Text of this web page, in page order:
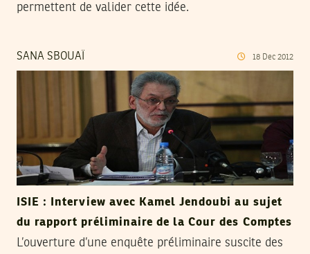
permettent de valider cette idée.
SANA SBOUAÏ 18 Dec 2012
ISIE : Interview avec Kamel Jendoubi au sujet
du rapport préliminaire de la Cour des Comptes
L’ouverture d’une enquête préliminaire suscite des